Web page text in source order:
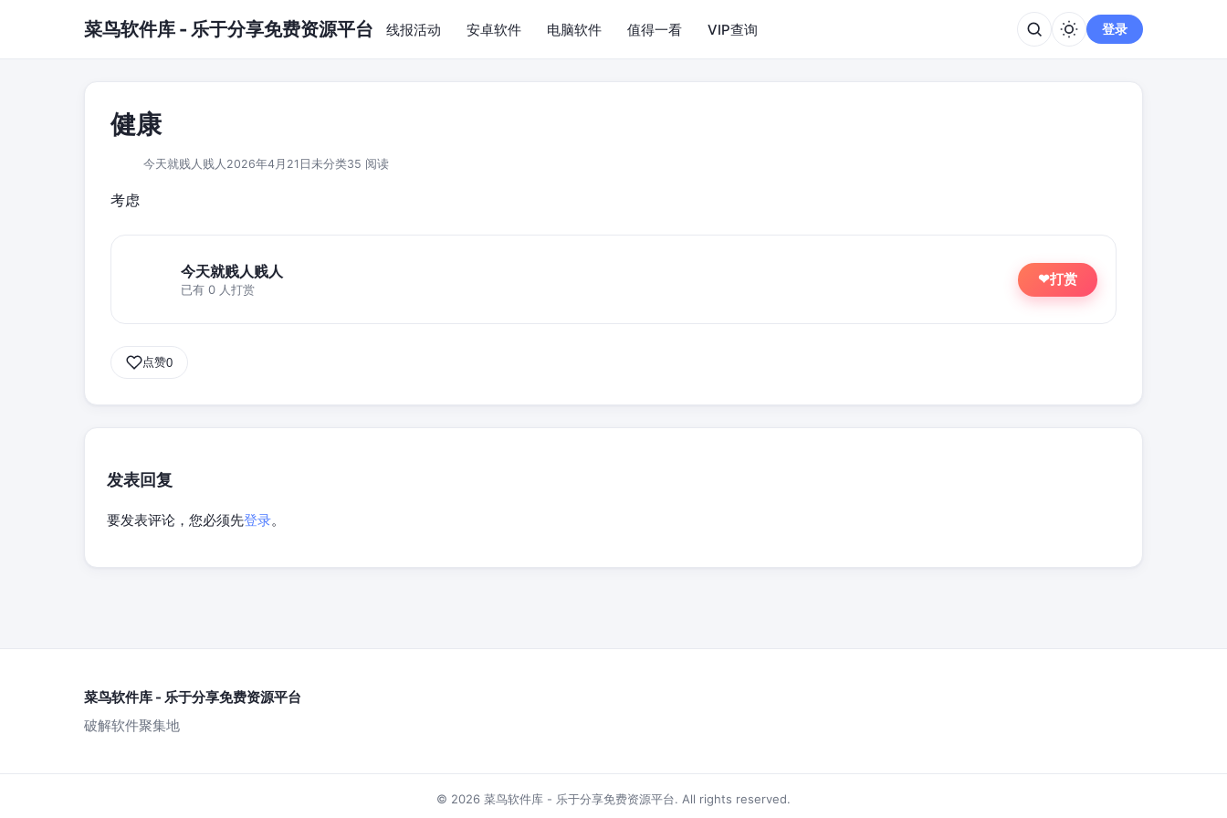
菜鸟软件库 - 乐于分享免费资源平台 线报活动 安卓软件 电脑软件 值得一看 VIP查询 登录
健康
今天就贱人贱人 2026年4月21日 未分类35 阅读
考虑
今天就贱人贱人
已有 0 人打赏
❤打赏
点赞0
发表回复
要发表评论，您必须先登录。
菜鸟软件库 - 乐于分享免费资源平台
破解软件聚集地
© 2026 菜鸟软件库 - 乐于分享免费资源平台. All rights reserved.